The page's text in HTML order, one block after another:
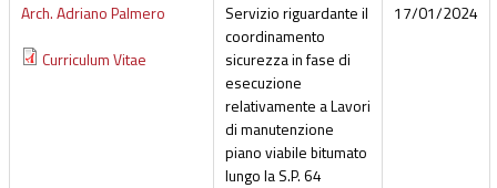
Arch. Adriano Palmero
Curriculum Vitae
Servizio riguardante il
coordinamento
sicurezza in fase di
esecuzione
relativamente a Lavori
di manutenzione
piano viabile bitumato
lungo la S.P. 64
17/01/2024